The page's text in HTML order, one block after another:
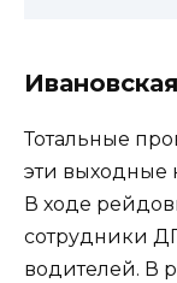
Тотальные
эти выходные
В ходе
сотрудники
водителей. В